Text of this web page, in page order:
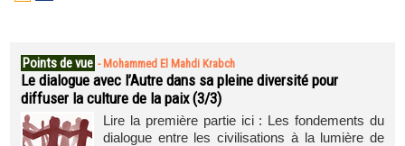
Points de vue - Mohammed El Mahdi Krabch
Le dialogue avec l’Autre dans sa pleine diversité pour
diffuser la culture de la paix (3/3)
Lire la première partie ici : Les fondements du
dialogue entre les civilisations à la lumière de